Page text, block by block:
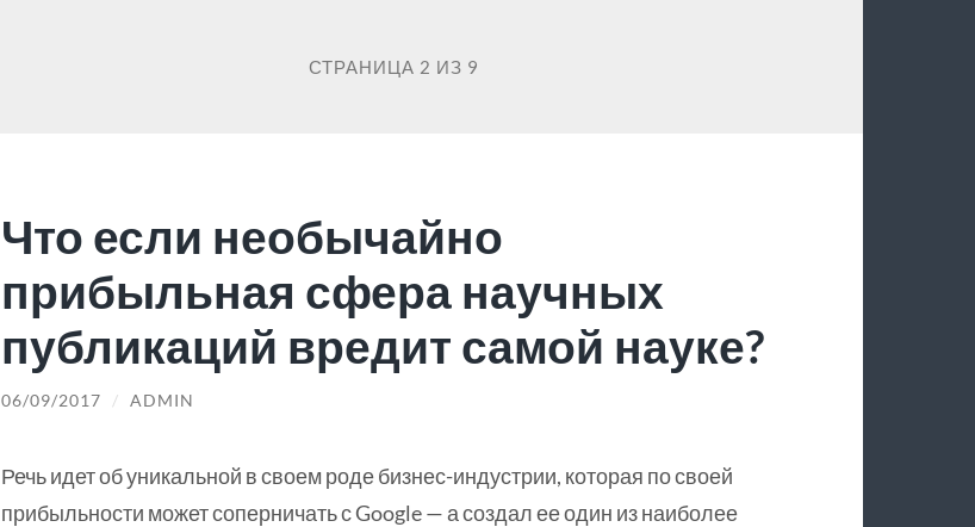
СТРАНИЦА 2 ИЗ 9
Что если необычайно
прибыльная сфера научных
публикаций вредит самой науке?
06/09/2017 / ADMIN
Речь идет об уникальной в своем роде бизнес-индустрии, которая по своей
прибыльности может соперничать с Google — а создал ее один из наиболее